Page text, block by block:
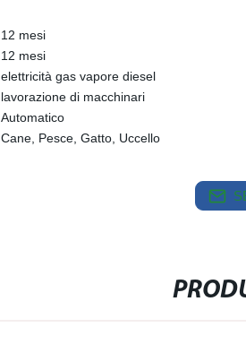
12 mesi
12 mesi
elettricità gas vapore diesel
lavorazione di macchinari
Automatico
Cane, Pesce, Gatto, Uccello